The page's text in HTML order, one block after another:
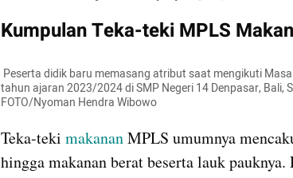
Kumpulan Teka-teki MPLS
tahun ajaran 2023/2024 di SMP Negeri 14 Denpasar, Bali,
FOTO/Nyoman Hendra Wibowo
Teka-teki makanan MPLS umumnya
hingga makanan berat beserta lauk